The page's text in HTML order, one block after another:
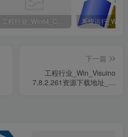
工程行业_Win64_Cadence Fidelity Pointwise 2024.1 x64资源下载地址_百度网盘迅雷BT
下一篇
工程行业_Win_Visuino
7.8.2.261资源下载地址_百